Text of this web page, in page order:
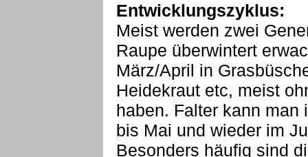
Entwicklungszyklus:
Meist werden zwei
Raupe überwintert
März/April in
Heidekraut etc, meist
haben. Falter kann man
bis Mai und wieder im
Besonders häufig sind